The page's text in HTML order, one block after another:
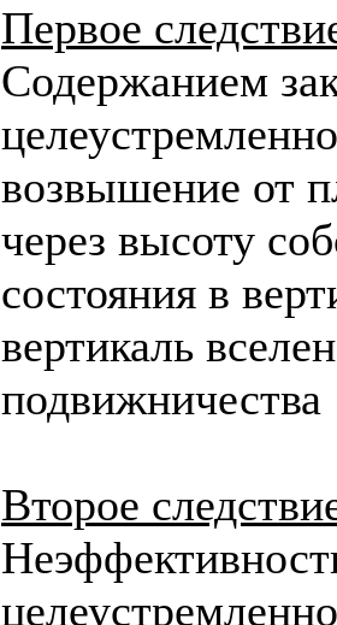
Первое
Содержанием
возвышение от
через высоту
состояния в
вертикаль
подвижничества
Второе